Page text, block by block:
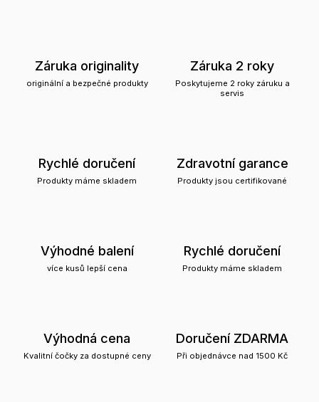
Záruka originality
originální a bezpečné produkty
Záruka 2 roky
Poskytujeme 2 roky záruku a
servis
Rychlé doručení
Produkty máme skladem
Zdravotní garance
Produkty jsou certifikované
Výhodné balení
více kusů lepší cena
Rychlé doručení
Produkty máme skladem
Výhodná cena
Kvalitní čočky za dostupné ceny
Doručení ZDARMA
Při objednávce nad 1500 Kč